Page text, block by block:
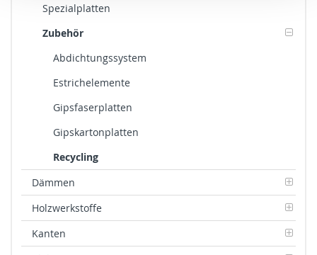
Spezialplatten
Zubehör
Abdichtungssystem
Estrichelemente
Gipsfaserplatten
Gipskartonplatten
Recycling
Dämmen
Holzwerkstoffe
Kanten